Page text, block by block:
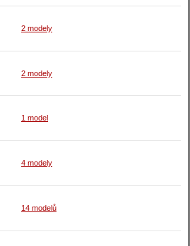
2 modely
2 modely
1 model
4 modely
14 modelů